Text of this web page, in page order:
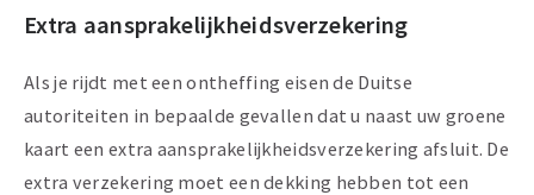
Extra aansprakelijkheidsverzekering
Als je rijdt met een ontheffing eisen de Duitse
autoriteiten in bepaalde gevallen dat u naast uw groene
kaart een extra aansprakelijkheidsverzekering afsluit. De
extra verzekering moet een dekking hebben tot een